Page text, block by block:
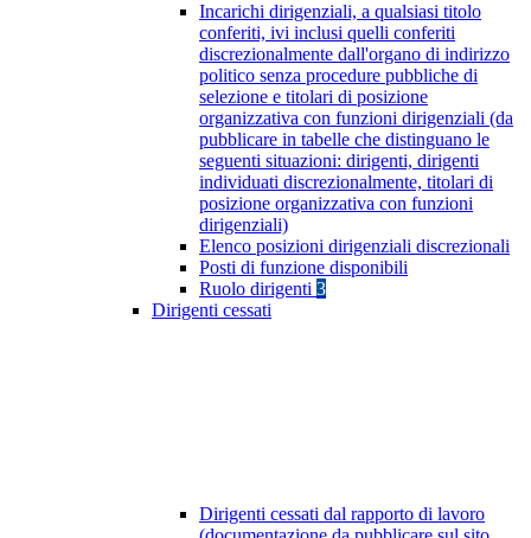
Incarichi dirigenziali, a qualsiasi titolo
conferiti, ivi inclusi quelli conferiti
discrezionalmente dall'organo di indirizzo
politico senza procedure pubbliche di
selezione e titolari di posizione
organizzativa con funzioni dirigenziali (da
pubblicare in tabelle che distinguano le
seguenti situazioni: dirigenti, dirigenti
individuati discrezionalmente, titolari di
posizione organizzativa con funzioni
dirigenziali)
Elenco posizioni dirigenziali discrezionali
Posti di funzione disponibili
Ruolo dirigenti 3
Dirigenti cessati
Dirigenti cessati dal rapporto di lavoro